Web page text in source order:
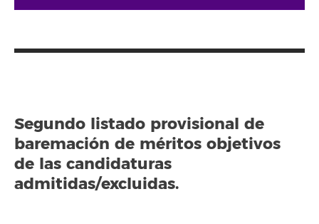
Segundo listado provisional de
baremación de méritos objetivos
de las candidaturas
admitidas/excluidas.